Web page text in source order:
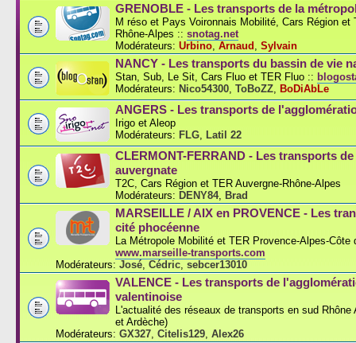
GRENOBLE - Les transports de la
M réso et Pays Voironnais Mobilité, Cars Région et
Rhône-Alpes :: snotag.net
Modérateurs: Urbino Arnaud Sylvain
NANCY - Les transports du bassin de vie
Stan, Sub, Le Sit, Cars Fluo et TER Fluo ::
Modérateurs: Nico54300 ToBoZZ BoDiAbLe
ANGERS - Les transports de
Irigo et Aleop
Modérateurs: FLG Latil 22
CLERMONT-FERRAND - Les transports
auvergnate
T2C, Cars Région et TER Auvergne-Rhône-Alpes
Modérateurs: DENY84, Brad
MARSEILLE / AIX en PROVENCE - Les
cité phocéenne
La Métropole Mobilité et TER Provence-Alpes-Côte
www.marseille-transports.com
Modérateurs: José Cédric sebcer13010
VALENCE - Les transports de
valentinoise
L'actualité des réseaux de transports en sud Rhône
et Ardèche)
Modérateurs: GX327 Citelis129 Alex26